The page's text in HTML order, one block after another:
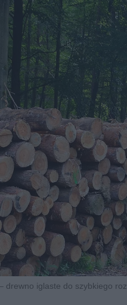
drewno iglaste do szybkiego